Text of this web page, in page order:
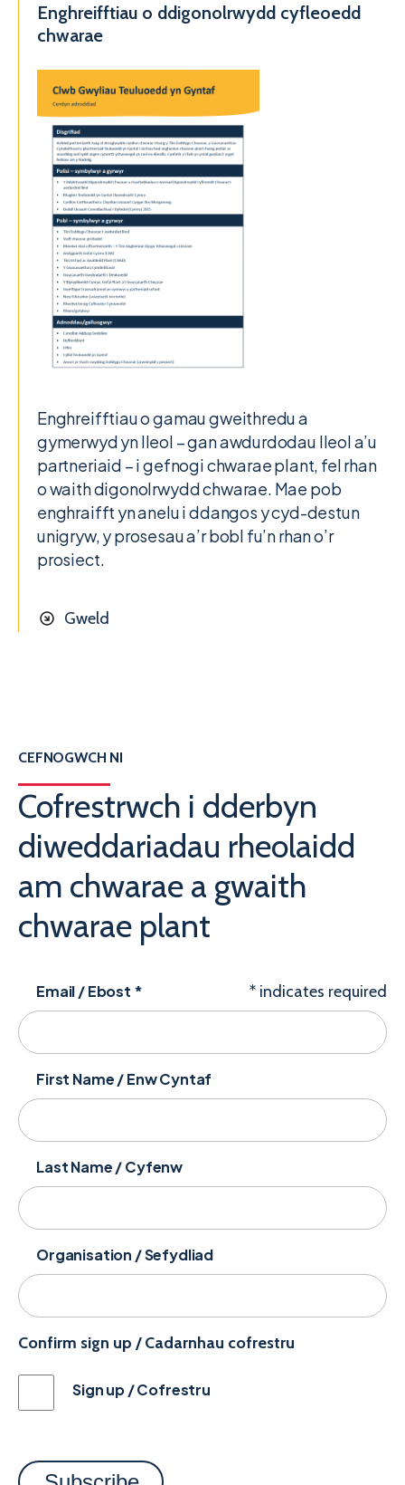
Enghreifftiau o ddigonolrwydd cyfleoedd
chwarae
Enghreifftiau o gamau gweithredu a
gymerwyd yn lleol – gan awdurdodau lleol a’u
partneriaid – i gefnogi chwarae plant, fel rhan
o waith digonolrwydd chwarae. Mae pob
enghraifft yn anelu i ddangos y cyd-destun
unigryw, y prosesau a’r bobl fu’n rhan o’r
prosiect.
Gweld
CEFNOGWCH NI
Cofrestrwch i dderbyn
diweddariadau rheolaidd
am chwarae a gwaith
chwarae plant
* indicates required
Email / Ebost *
First Name / Enw Cyntaf
Last Name / Cyfenw
Organisation / Sefydliad
Confirm sign up / Cadarnhau cofrestru
Sign up / Cofrestru